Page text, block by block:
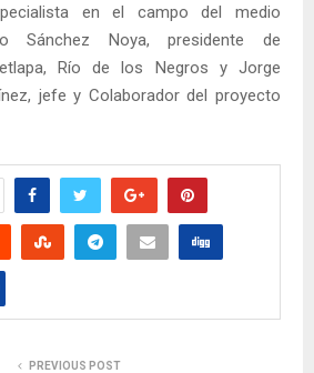
en el campo del medio
Sánchez Noya, presidente de
Río de los Negros y Jorge
jefe y Colaborador del proyecto
PREVIOUS POST